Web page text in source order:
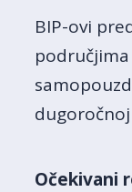
BIP-ovi
Očekivani